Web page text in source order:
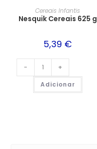
Cereais Infantis
Nesquik Cereais 625 g
5,39 €
- +
Adicionar